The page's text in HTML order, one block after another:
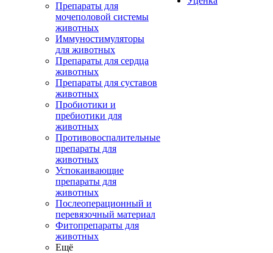
Препараты для
мочеполовой системы
животных
Иммуностимуляторы
для животных
Препараты для сердца
животных
Препараты для суставов
животных
Пробиотики и
пребиотики для
животных
Противовоспалительные
препараты для
животных
Успокаивающие
препараты для
животных
Послеоперационный и
перевязочный материал
Фитопрепараты для
животных
Ещё